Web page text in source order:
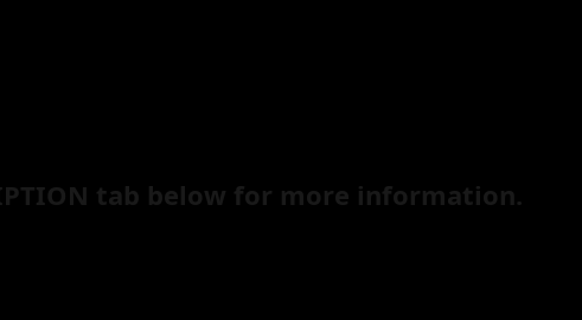
tab below for more information.